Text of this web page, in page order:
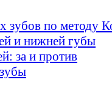
по методу
и нижней губы
за и против